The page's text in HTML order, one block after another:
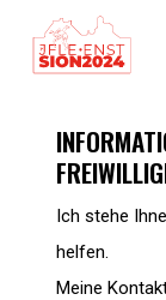
Ich stehe
helfen.
Meine